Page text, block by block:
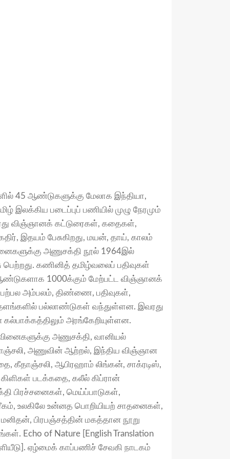
45 ஆண்டுகளுக்கு மேலாக இந்தியா,
இலக்கிய படைப்புப் பணியில் முழு நேரமும்
விஞ்ஞானக் கட்டுரைகள், கதைகள்,
இதயம் பேசுகிறது, மயன், தாய், காலம்
அணுசக்தி நூல் 1964இல்
கணினித் தமிழ்வலைப் பதிவுகள்
ஆண்டுகளாக 1000க்கும் மேற்பட்ட விஞ்ஞானக்
அம்பலம், திண்ணை, பதிவுகள்,
பல்லாண்டுகள் வந்துள்ளன. இவரது
அரங்கேறியுள்ளன.
அணுசக்தி, வானியல்
அணுவின் ஆற்றல், இந்திய விஞ்ஞான
ஆபிரஹாம் லிங்கன், சாக்ரடிஸ்,
படக்கதை, கலீல் கிப்ரான்
பிரச்சனைகள், மெய்ப்பாடுகள்,
உலகிலே உன்னத பொறியியற் சாதனைகள்,
மனிதன், பிரபஞ்சத்தின் மகத்தான நூறு
Echo of Nature [English Translation
ஏழ்மைக் காப்பணிச் சேவகி நாடகம்